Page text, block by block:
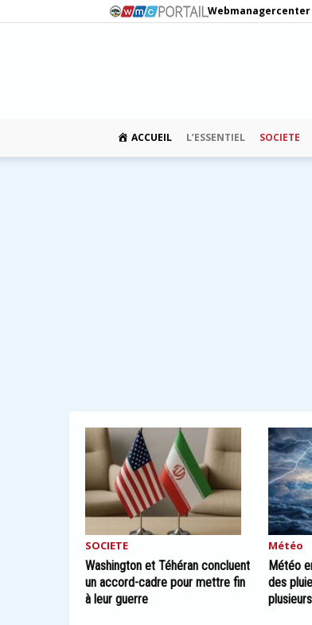
Webmanagercenter
ACCUEIL L’ESSENTIEL SOCIETE
SOCIETE
Washington et Téhéran concluent
un accord-cadre pour mettre fin
à leur guerre
Météo
Météo
des